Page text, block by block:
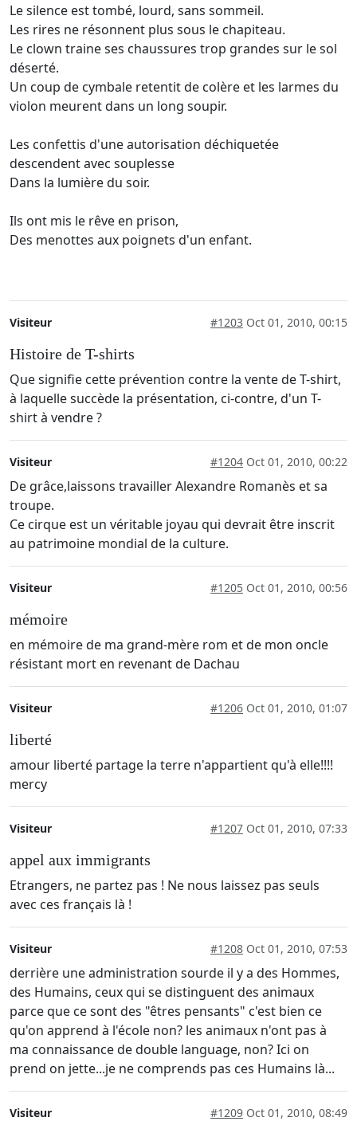
Le silence est tombé, lourd, sans sommeil.
Les rires ne résonnent plus sous le chapiteau.
Le clown traine ses chaussures trop grandes sur le sol
déserté.
Un coup de cymbale retentit de colère et les larmes du
violon meurent dans un long soupir.
Les confettis d'une autorisation déchiquetée
descendent avec souplesse
Dans la lumière du soir.
Ils ont mis le rêve en prison,
Des menottes aux poignets d'un enfant.
Visiteur #1203 Oct 01, 2010, 00:15
Histoire de T-shirts
Que signifie cette prévention contre la vente de T-shirt,
à laquelle succède la présentation, ci-contre, d'un T-
shirt à vendre ?
Visiteur #1204 Oct 01, 2010, 00:22
De grâce,laissons travailler Alexandre Romanès et sa
troupe.
Ce cirque est un véritable joyau qui devrait être inscrit
au patrimoine mondial de la culture.
Visiteur #1205 Oct 01, 2010, 00:56
mémoire
en mémoire de ma grand-mère rom et de mon oncle
résistant mort en revenant de Dachau
Visiteur #1206 Oct 01, 2010, 01:07
liberté
amour liberté partage la terre n'appartient qu'à elle!!!!
mercy
Visiteur #1207 Oct 01, 2010, 07:33
appel aux immigrants
Etrangers, ne partez pas ! Ne nous laissez pas seuls
avec ces français là !
Visiteur #1208 Oct 01, 2010, 07:53
derrière une administration sourde il y a des Hommes,
des Humains, ceux qui se distinguent des animaux
parce que ce sont des "êtres pensants" c'est bien ce
qu'on apprend à l'école non? les animaux n'ont pas à
ma connaissance de double language, non? Ici on
prend on jette...je ne comprends pas ces Humains là...
Visiteur #1209 Oct 01, 2010, 08:49